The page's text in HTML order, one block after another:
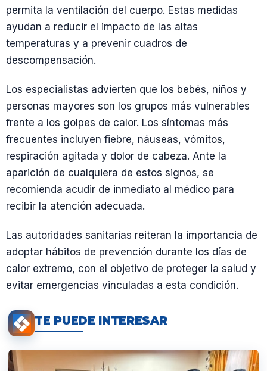
permita la ventilación del cuerpo. Estas medidas
ayudan a reducir el impacto de las altas
temperaturas y a prevenir cuadros de
descompensación.
Los especialistas advierten que los bebés, niños y
personas mayores son los grupos más vulnerables
frente a los golpes de calor. Los síntomas más
frecuentes incluyen fiebre, náuseas, vómitos,
respiración agitada y dolor de cabeza. Ante la
aparición de cualquiera de estos signos, se
recomienda acudir de inmediato al médico para
recibir la atención adecuada.
Las autoridades sanitarias reiteran la importancia de
adoptar hábitos de prevención durante los días de
calor extremo, con el objetivo de proteger la salud y
evitar emergencias vinculadas a esta condición.
TE PUEDE INTERESAR